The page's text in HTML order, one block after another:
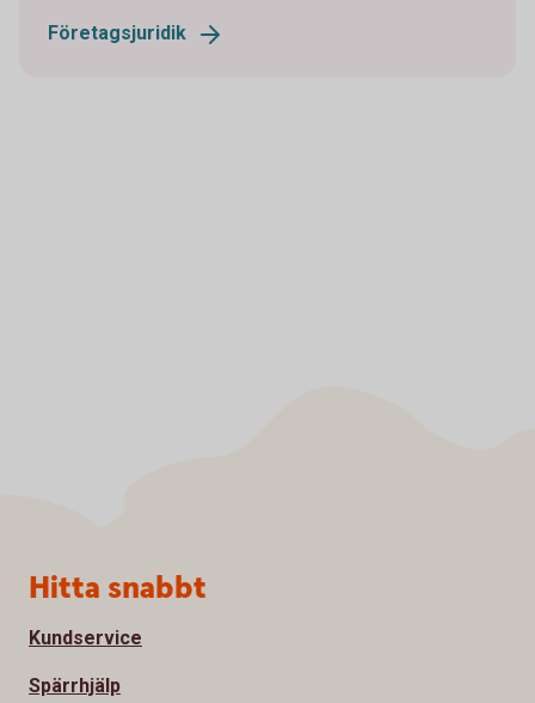
Företagsjuridik
Sidfot
Hitta snabbt
Kundservice
Spärrhjälp